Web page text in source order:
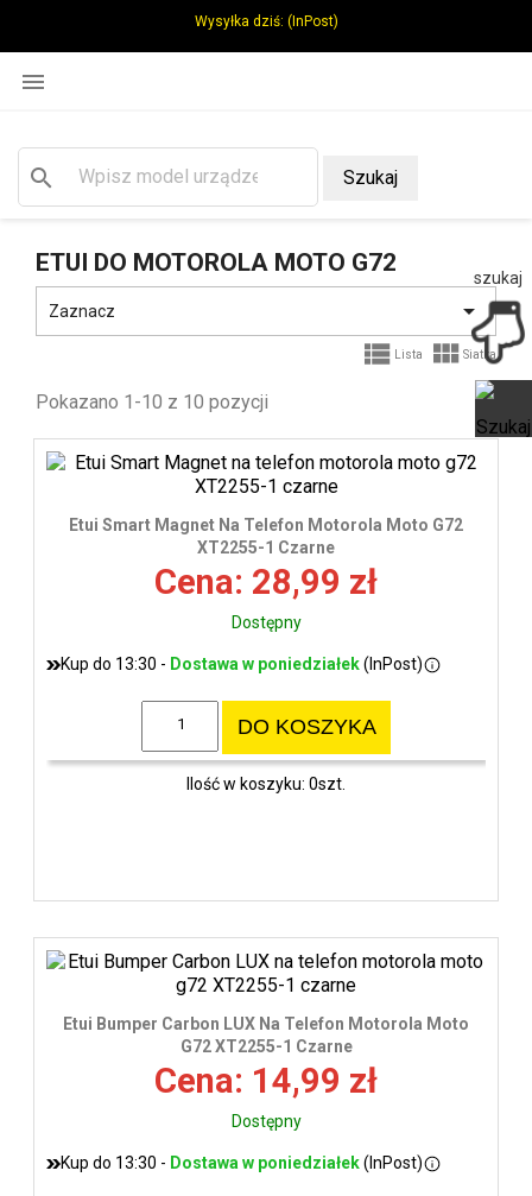
Wysyłka dziś: (InPost)

search Szukaj
ETUI DO MOTOROLA MOTO G72
Zaznacz 
 Lista  Siatka
Pokazano 1-10 z 10 pozycji
Etui Smart Magnet Na Telefon Motorola Moto G72
XT2255-1 Czarne
Cena: 28,99 zł
Dostępny
Kup do 13:30 - Dostawa w poniedziałek(InPost)
DO KOSZYKA
Ilość w koszyku: 0szt.
Etui Bumper Carbon LUX Na Telefon Motorola Moto
G72 XT2255-1 Czarne
Cena: 14,99 zł
Dostępny
Kup do 13:30 - Dostawa w poniedziałek(InPost)
szukaj